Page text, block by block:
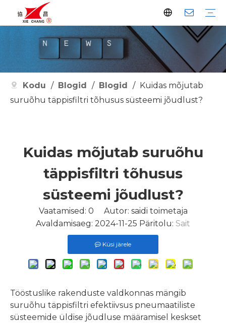
Kodu / Blogid / Blogid /
Kuidas mõjutab
suruõhu täppisfiltri tõhusus süsteemi jõudlust?
Kuidas mõjutab suruõhu
täppisfiltri tõhusus
süsteemi jõudlust?
Vaatamised: 0 Autor: saidi toimetaja
Avaldamisaeg: 2024-11-25 Päritolu: Sait
Küsi järele
Tööstuslike rakenduste valdkonnas mängib
suruõhu täppisfiltri efektiivsus pneumaatiliste
süsteemide üldise jõudluse määramisel keskset